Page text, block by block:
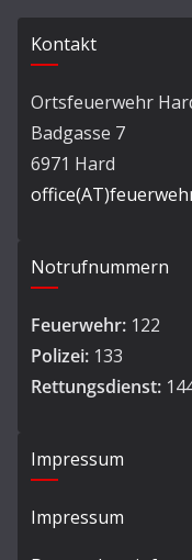
Kontakt
Ortsfeuerwehr
Badgasse 7
6971 Hard
Notrufnummern
Feuerwehr: 122
Polizei: 133
Rettungsdienst:
Impressum
Impressum